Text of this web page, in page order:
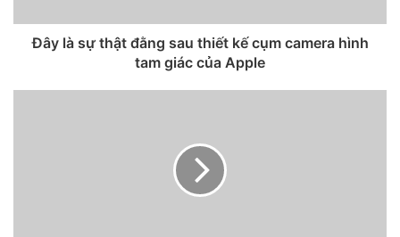
Đây là sự thật đằng sau thiết kế cụm camera hình
tam giác của Apple